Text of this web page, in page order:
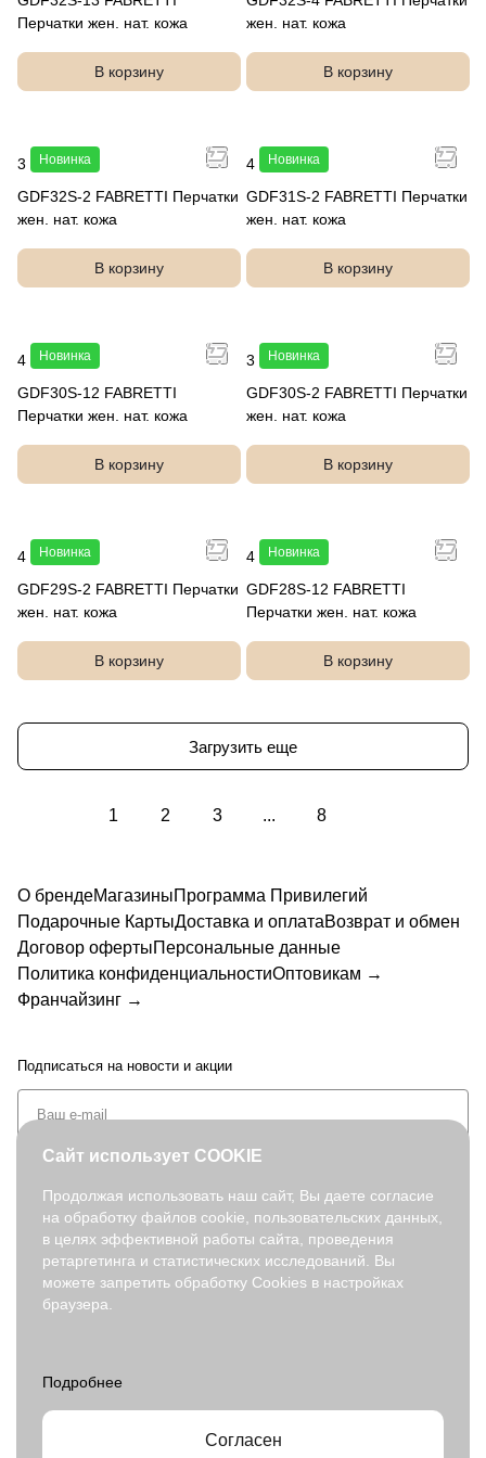
Перчатки жен. нат. кожа
В корзину
жен. нат. кожа
В корзину
Новинка
3 990 руб.
GDF32S-2 FABRETTI Перчатки
жен. нат. кожа
В корзину
Новинка
4 990 руб.
GDF31S-2 FABRETTI Перчатки
жен. нат. кожа
В корзину
Новинка
4 990 руб.
GDF30S-12 FABRETTI
Перчатки жен. нат. кожа
В корзину
Новинка
3 990 руб.
GDF30S-2 FABRETTI Перчатки
жен. нат. кожа
В корзину
Новинка
4 490 руб.
GDF29S-2 FABRETTI Перчатки
жен. нат. кожа
В корзину
Новинка
4 990 руб.
GDF28S-12 FABRETTI
Перчатки жен. нат. кожа
В корзину
Загрузить еще
1 2 3 ... 8
О брендеМагазиныПрограмма Привилегий
Подарочные КартыДоставка и оплатаВозврат и обмен
Договор офертыПерсональные данные
Политика конфиденциальностиОптовикам →
Франчайзинг →
Подписаться на новости и акции
+7 (495) 127-08-52
order@fabretti.ru
© 2026. fabretti.ru. Все права защищены
Все ресурсы сайта www.fabretti.ru, включая (но не ограничиваясь)
текстовую, графическую, фотографическую и видео информацию,
фирменное наименование являются объектами авторского права и
Сайт использует COOKIE
Продолжая использовать наш сайт, Вы даете согласие
на обработку файлов cookie, пользовательских данных,
в целях эффективной работы сайта, проведения
ретаргетинга и статистических исследований. Вы
можете запретить обработку Cookies в настройках
браузера.
Согласен